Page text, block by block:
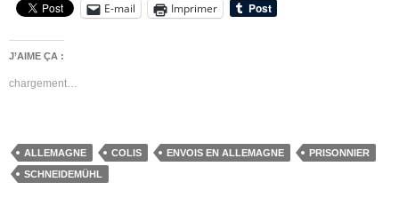
E-mail Imprimer
J’AIME ÇA :
chargement…
ALLEMAGNE COLIS ENVOIS EN ALLEMAGNE
PRISONNIER
SCHNEIDEMÜHL